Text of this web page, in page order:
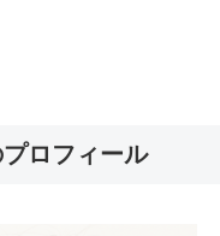
ロフィール